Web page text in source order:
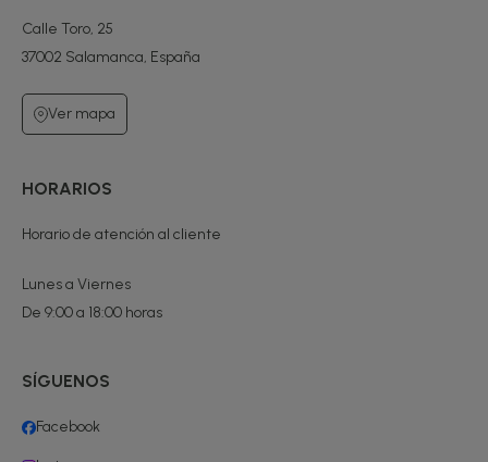
Calle Toro, 25
37002 Salamanca, España
Ver mapa
HORARIOS
Horario de atención al cliente
Lunes a Viernes
De 9:00 a 18:00 horas
SÍGUENOS
Facebook